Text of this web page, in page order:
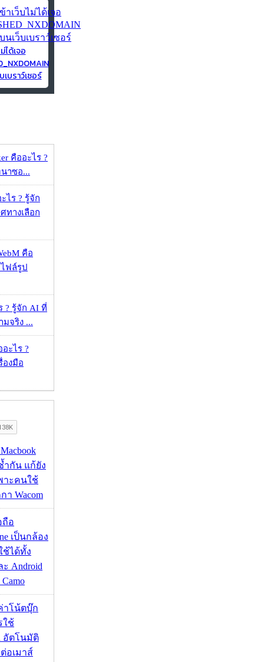
ได้เจอ
บราว์เซอร์
คืออะไร ?
าซอ...
ไร ? รู้จัก
ทางเลือก
คือ
ฟล์รูป
? รู้จัก AI ที่
จริง ...
ะไร ?
องมือ
ำกัน แก้ยัง
าะคนใช้
า Wacom
ถือ
เป็นกล้อง
ช้ได้ทั้ง
ะ Android
าโน้ตบุ๊ก
ใช้
อัตโนมัติ
อเมาส์